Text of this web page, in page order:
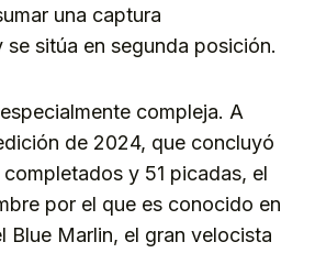
una captura
sitúa en segunda posición.
compleja. A
de 2024, que concluyó
y 51 picadas, el
por el que es conocido en
Blue Marlin, el gran velocista